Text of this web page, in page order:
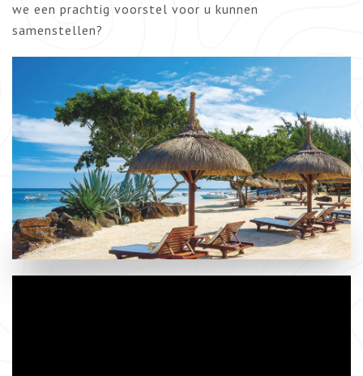
we een prachtig voorstel voor u kunnen
samenstellen?